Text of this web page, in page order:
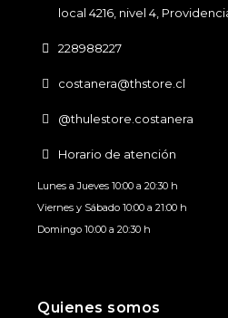
local 4216, nivel 4,
228988227
costanera@thstore.cl
@thulestore.costanera
Horario de atención
Lunes a Jueves 10:00 a 20:30 h
Viernes y Sábado 10:00 a 21:00 h
Domingo 10:00 a 20:30 h
Quienes somos